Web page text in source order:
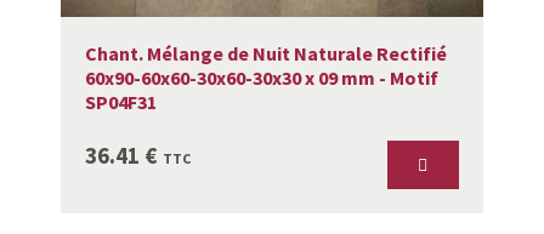
Chant. Mélange de Nuit Naturale Rectifié
60x90-60x60-30x60-30x30 x 09 mm - Motif
SP04F31
36.41 € TTC